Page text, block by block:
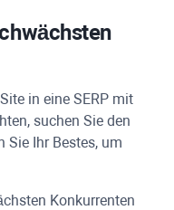
in eine SERP mit
suchen Sie den
Sie Ihr Bestes, um
Konkurrenten